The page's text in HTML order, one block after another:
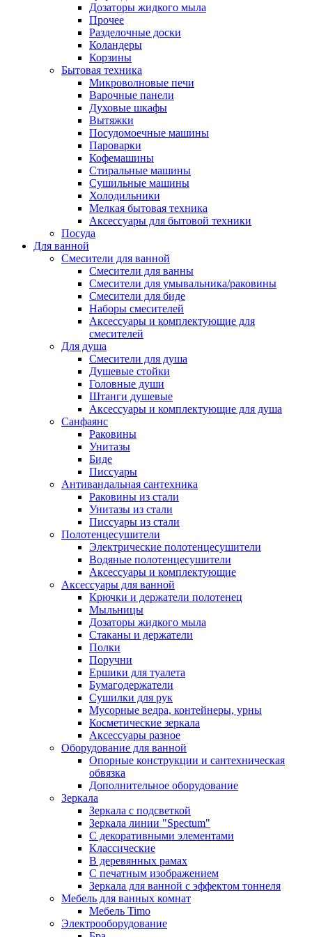
Дозаторы жидкого мыла
Прочее
Разделочные доски
Коландеры
Корзины
Бытовая техника
Микроволновые печи
Варочные панели
Духовые шкафы
Вытяжки
Посудомоечные машины
Пароварки
Кофемашины
Стиральные машины
Сушильные машины
Холодильники
Мелкая бытовая техника
Аксессуары для бытовой техники
Посуда
Для ванной
Смесители для ванной
Смесители для ванны
Смесители для умывальника/раковины
Смесители для биде
Наборы смесителей
Аксессуары и комплектующие для
смесителей
Для душа
Смесители для душа
Душевые стойки
Головные души
Штанги душевые
Аксессуары и комплектующие для душа
Санфаянс
Раковины
Унитазы
Биде
Писсуары
Антивандальная сантехника
Раковины из стали
Унитазы из стали
Писсуары из стали
Полотенцесушители
Электрические полотенцесушители
Водяные полотенцесушители
Аксессуары и комплектующие
Аксессуары для ванной
Крючки и держатели полотенец
Мыльницы
Дозаторы жидкого мыла
Стаканы и держатели
Полки
Поручни
Ершики для туалета
Бумагодержатели
Сушилки для рук
Мусорные ведра, контейнеры, урны
Косметические зеркала
Аксессуары разное
Оборудование для ванной
Опорные конструкции и сантехническая
обвязка
Дополнительное оборудование
Зеркала
Зеркала с подсветкой
Зеркала линии "Spectum"
С декоративными элементами
Классические
В деревянных рамах
С печатным изображением
Зеркала для ванной с эффектом тоннеля
Мебель для ванных комнат
Мебель Timo
Электрооборудование